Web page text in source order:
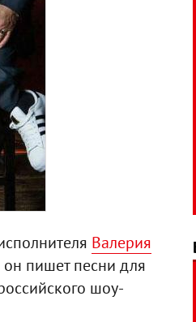
Валерия
пишет песни для
шоу-